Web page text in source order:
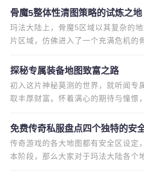
骨魔5整体性清图策略的试炼之地
玛法大陆上，骨魔5区域以其复杂的
片区域，仿佛进入了一个充满危机
探秘专属装备地图致富之路
初入这片神秘莫测的世界，就听闻专
取丰厚财富。怀着满心的期待与憧憬
免费传奇私服盘点四个独特的安
传奇游戏的各大地图都有安全区设定
本阶段，那么大家对于玛法大陆各个